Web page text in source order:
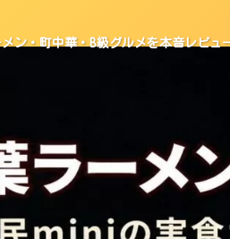
ン・町中華・B級グルメを本音レビュ